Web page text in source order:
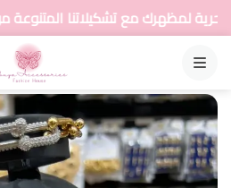
المتنوعة من المجوهرات
القائمة